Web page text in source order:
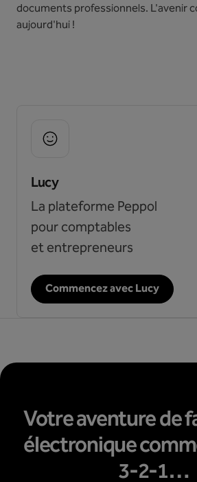
documents professionnels. L'avenir
aujourd'hui !
Lucy
La plateforme Peppol
pour comptables
et entrepreneurs
Commencez avec Lucy
Votre aventure de
électronique
3-2-1…